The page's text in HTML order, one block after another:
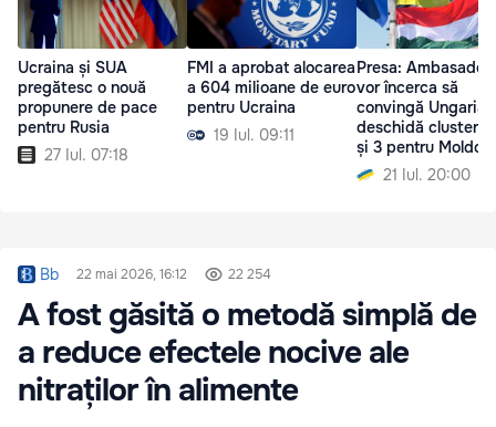
Ucraina și SUA
pregătesc o nouă
propunere de pace
pentru Rusia
27 Iul. 07:18
FMI a aprobat alocarea
a 604 milioane de euro
pentru Ucraina
19 Iul. 09:11
Presa:
vor încerca să
convingă Ungaria
deschidă
și 3 pentru
Ucraina21 Iul. 20:00
Bb 22 mai 2026, 16:12 22 254
A fost găsită o metodă simplă de
a reduce efectele nocive ale
nitraților în alimente